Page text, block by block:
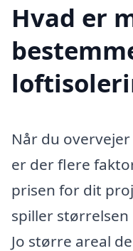
Hvad er
Når du
er der flere
prisen for dit
spiller
Jo større areal